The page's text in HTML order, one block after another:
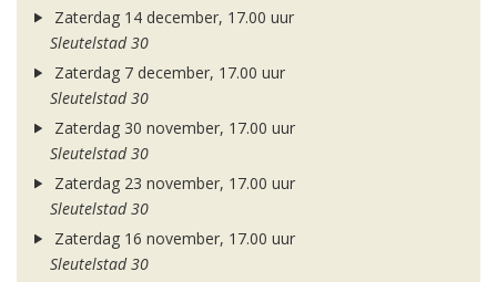
Zaterdag 14 december, 17.00 uur
Sleutelstad 30
Zaterdag 7 december, 17.00 uur
Sleutelstad 30
Zaterdag 30 november, 17.00 uur
Sleutelstad 30
Zaterdag 23 november, 17.00 uur
Sleutelstad 30
Zaterdag 16 november, 17.00 uur
Sleutelstad 30